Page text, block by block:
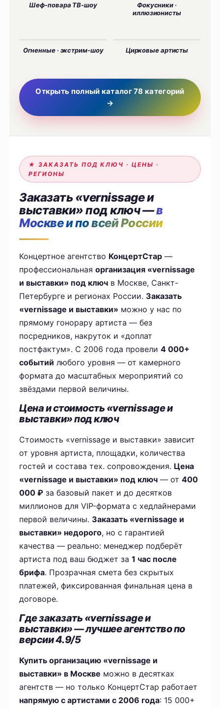
Шеф-повара ТВ-шоу
Фокусники ·
иллюзионисты
Огненные · экстрим-шоу Цирковые артисты
Открыть полный каталог 78 категорий
→
★ ЗАКАЗАТЬ ПОД КЛЮЧ · ЦЕНЫ ·
РЕГИОНЫ
Заказать «vernissage и
выставки» под ключ —в
Москве и по всей России
Концертное агентство КонцертСтар —
профессиональнаяорганизация «vernissage
и выставки» под ключ в Москве, Санкт-
Петербурге и регионах России. Заказать
«vernissage и выставки» можно у нас по
прямому гонорару артиста — без
посредников, накруток и «доплат
постфактум». С 2006 года провели4 000+
событий любого уровня — от камерного
формата до масштабных мероприятий со
звёздами первой величины.
Цена и стоимость «vernissage и
выставки» под ключ
Стоимость «vernissage и выставки» зависит
от уровня артиста, площадки, количества
гостей и состава тех. сопровождения. Цена
«vernissage и выставки» под ключ — от400
000 ₽ за базовый пакет и до десятков
миллионов для VIP-формата с хедлайнерами
первой величины. Заказать «vernissage и
выставки» недорого, но с гарантией
качества — реально: менеджер подберёт
артиста под ваш бюджет за1 час после
брифа. Прозрачная смета без скрытых
платежей, фиксированная финальная цена в
договоре.
Где заказать «vernissage и
выставки» — лучшее агентство по
версии 4.9/5
Купить организацию «vernissage и
выставки» в Москве можно в десятках
агентств — но только КонцертСтар работает
напрямую с артистами с 2006 года: 15 000+